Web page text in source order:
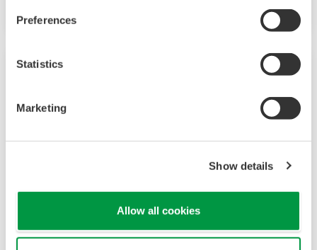
Preferences
Statistics
Marketing
Show details
Allow all cookies
изменение настроек доступны через
Bluetooth. Соответствие требованиям FDA 21
Сенсорный экран GP10 / GP20